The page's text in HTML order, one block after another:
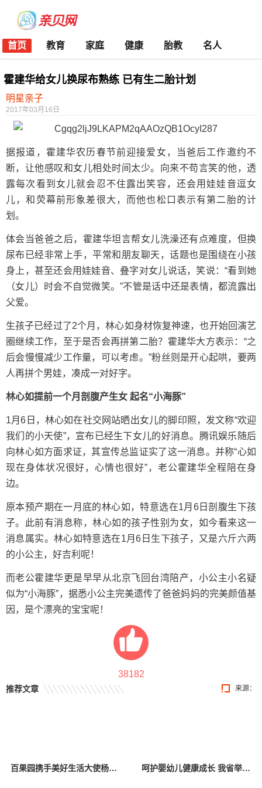
首页 教育 家庭 健康 胎教 名人
霍建华给女儿换尿布熟练 已有生二胎计划
明星亲子
2017年03月16日
据报道，霍建华农历春节前迎接爱女，当爸后工作邀约不
断，让他感叹和女儿相处时间太少。向来不苟言笑的他，透
露每次看到女儿就会忍不住露出笑容，还会用娃娃音逗女
儿，和荧幕前形象差很大，而他也松口表示有第二胎的计
划。
体会当爸爸之后，霍建华坦言帮女儿洗澡还有点难度，但换
尿布已经非常上手，平常和朋友聊天，话题也是围绕在小孩
身上，甚至还会用娃娃音、叠字对女儿说话，笑说：“看到她
（女儿）时会不自觉微笑。”不管是话中还是表情，都流露出
父爱。
生孩子已经过了2个月，林心如身材恢复神速，也开始回演艺
圈继续工作，至于是否会再拼第二胎？霍建华大方表示：“之
后会慢慢减少工作量，可以考虑。”粉丝则是开心起哄，要两
人再拼个男娃，凑成一对好字。
林心如提前一个月剖腹产生女 起名“小海豚”
1月6日，林心如在社交网站晒出女儿的脚印照，发文称“欢迎
我们的小天使”，宣布已经生下女儿的好消息。腾讯娱乐随后
向林心如方面求证，其宣传总监证实了这一消息。并称“心如
现在身体状况很好，心情也很好”，老公霍建华全程陪在身
边。
原本预产期在一月底的林心如，特意选在1月6日剖腹生下孩
子。此前有消息称，林心如的孩子性别为女，如今看来这一
消息属实。林心如特意选在1月6日生下孩子，又是六斤六两
的小公主，好吉利呢！
而老公霍建华更是早早从北京飞回台湾陪产，小公主小名疑
似为“小海豚”，据悉小公主完美遗传了爸爸妈妈的完美颜值基
因，是个漂亮的宝宝呢！
38182
来源：
推荐文章
百果园携手美好生活大使杨幂，关爱中国儿童少年基金会困境儿童 呵护婴幼儿健康成长 我省举办托育服务宣传活动